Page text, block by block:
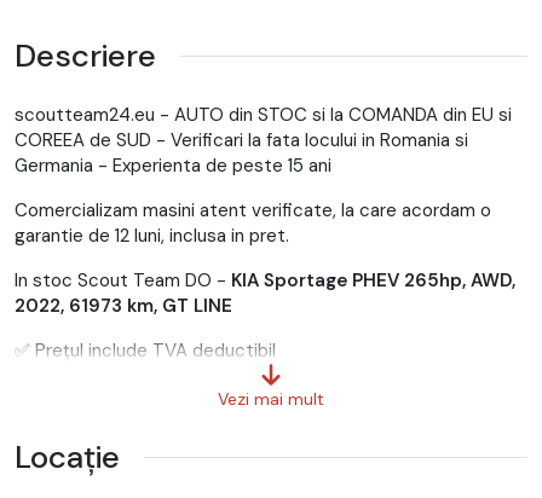
Descriere
scoutteam24.eu - AUTO din STOC si la COMANDA din EU si
COREEA de SUD - Verificari la fata locului in Romania si
Germania - Experienta de peste 15 ani
Comercializam masini atent verificate, la care acordam o
garantie de 12 luni, inclusa in pret.
In stoc Scout Team DO - KIA Sportage PHEV 265hp, AWD,
2022, 61973 km, GT LINE
✅ Prețul include TVA deductibil
✅ Garanție 36 luni în limita a 60000km.
✅ Finantare prin CREDIT ONLINE indiferent de venit
Vezi mai mult
Locație